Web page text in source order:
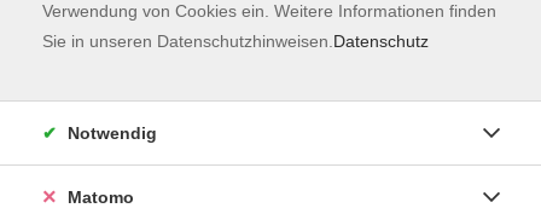
Datenschutzerklärung
Verwendung von Cookies ein. Weitere Informationen finden
Sie in unseren Datenschutzhinweisen. Datenschutz
Notwendig
Matomo